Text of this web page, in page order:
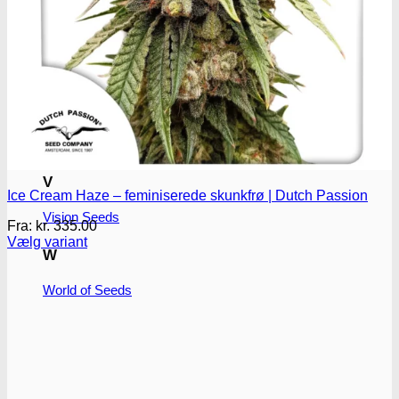
T.H. Seeds
P
Pyramid seeds
V
Vision Seeds
W
World of Seeds
Ice Cream Haze – feminiserede skunkfrø | Dutch Passion
Fra: kr.335.00
Vælg variant